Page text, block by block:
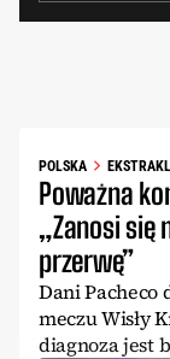
POLSKA
Poważna
„Zanosi się
przerwę”
Dani Pacheco
meczu Wisły
diagnoza jest